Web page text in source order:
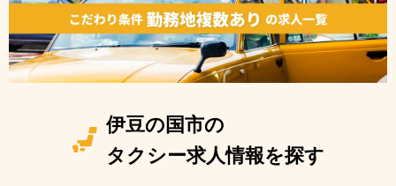
伊豆の国市の
タクシー求人情報を探す